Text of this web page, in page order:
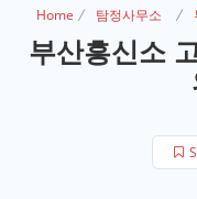
Home 탐정사무소
부산흥신소